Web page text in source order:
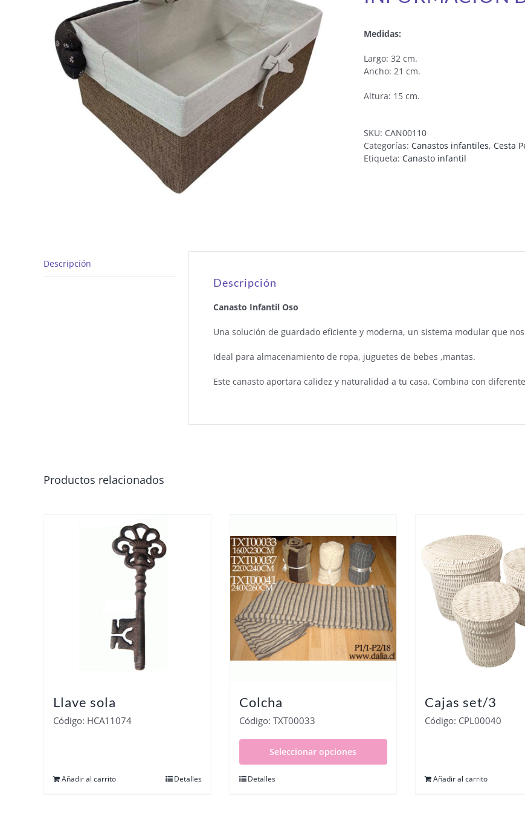
Medidas:
Largo: 32 cm.
Ancho: 21 cm.
Altura: 15 cm.
SKU: CAN00110
Categorías: Canastos infantiles, Cesta
Etiqueta: Canasto infantil
Descripción
Descripción
Canasto Infantil Oso
Una solución de guardado eficiente y moderna, un sistema modular que
Ideal para almacenamiento de ropa, juguetes de bebes ,mantas.
Este canasto aportara calidez y naturalidad a tu casa. Combina con
Productos relacionados
Llave sola
Código: HCA11074
Añadir al carrito Detalles
Colcha
Código: TXT00033
Seleccionar opciones
Detalles
Cajas set/3
Código: CPL00040
Añadir al carrito